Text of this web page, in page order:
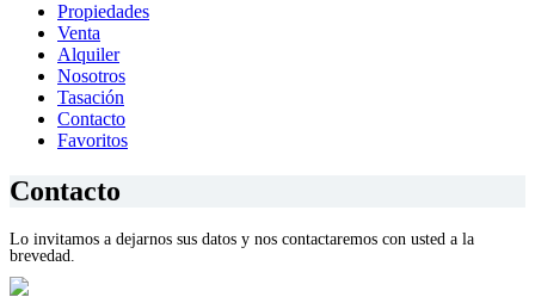
Propiedades
Venta
Alquiler
Nosotros
Tasación
Contacto
Favoritos
Contacto
Lo invitamos a dejarnos sus datos y nos contactaremos con usted a la
brevedad.